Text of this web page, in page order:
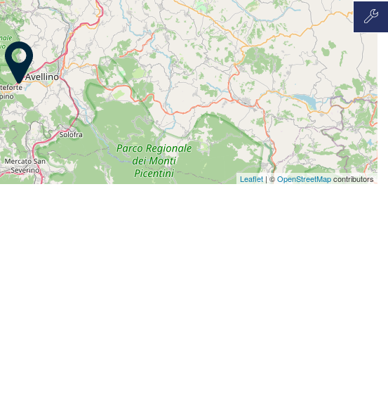
613€/mese
36 Mesi
VEDI
633€/mese
36 Mesi
VEDI
653€/mese
36 Mesi
VEDI
675€/mese Leaflet | ©OpenStreetMapcontributors